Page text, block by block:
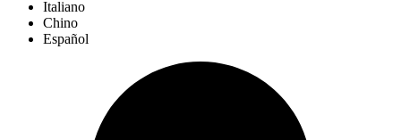
Italiano
Chino
Español